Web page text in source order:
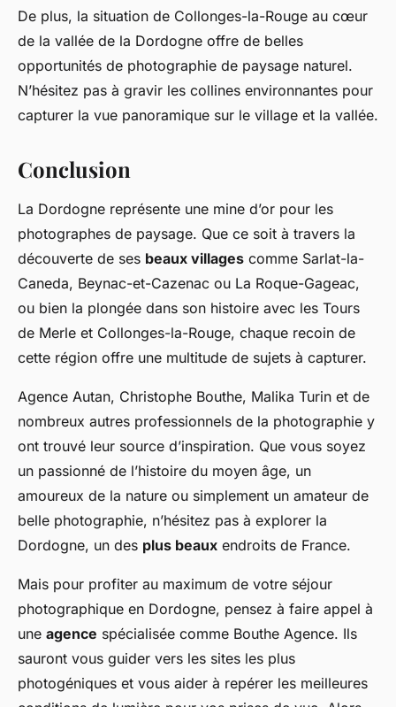
De plus, la situation de Collonges-la-Rouge au cœur
de la vallée de la Dordogne offre de belles
opportunités de photographie de paysage naturel.
N’hésitez pas à gravir les collines environnantes pour
capturer la vue panoramique sur le village et la vallée.
Conclusion
La Dordogne représente une mine d’or pour les
photographes de paysage. Que ce soit à travers la
découverte de ses beaux villages comme Sarlat-la-
Caneda, Beynac-et-Cazenac ou La Roque-Gageac,
ou bien la plongée dans son histoire avec les Tours
de Merle et Collonges-la-Rouge, chaque recoin de
cette région offre une multitude de sujets à capturer.
Agence Autan, Christophe Bouthe, Malika Turin et de
nombreux autres professionnels de la photographie y
ont trouvé leur source d’inspiration. Que vous soyez
un passionné de l’histoire du moyen âge, un
amoureux de la nature ou simplement un amateur de
belle photographie, n’hésitez pas à explorer la
Dordogne, un des plus beaux endroits de France.
Mais pour profiter au maximum de votre séjour
photographique en Dordogne, pensez à faire appel à
une agence spécialisée comme Bouthe Agence. Ils
sauront vous guider vers les sites les plus
photogéniques et vous aider à repérer les meilleures